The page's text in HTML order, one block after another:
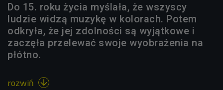
Do 15. roku życia myślała, że wszyscy
ludzie widzą muzykę w kolorach. Potem
odkryła, że jej zdolności są wyjątkowe i
zaczęła przelewać swoje wyobrażenia na
płótno.
rozwiń 